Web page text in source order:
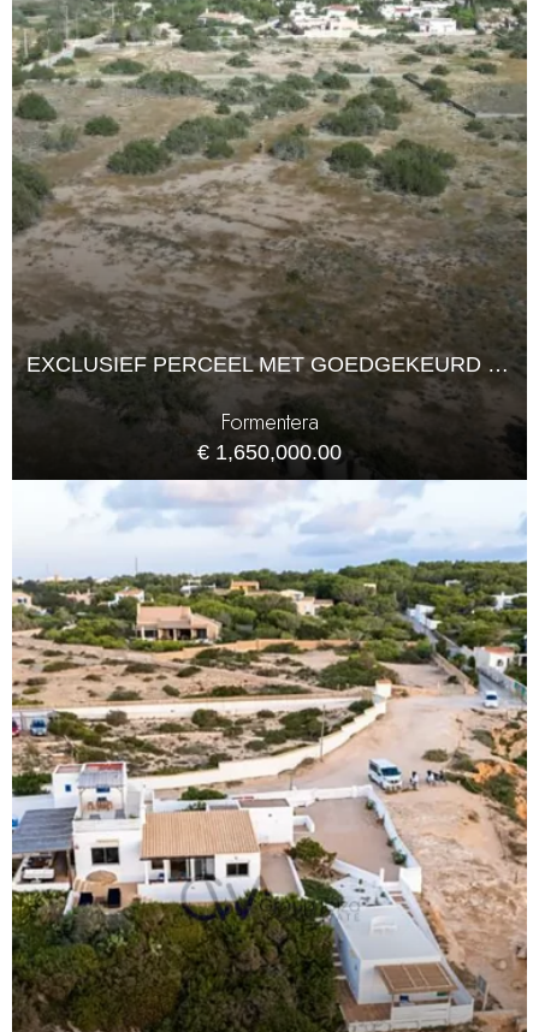
EXCLUSIEF PERCEEL MET GOEDGEKEURD PROJECT IN FORMENTERA
Formentera
€ 1,650,000.00